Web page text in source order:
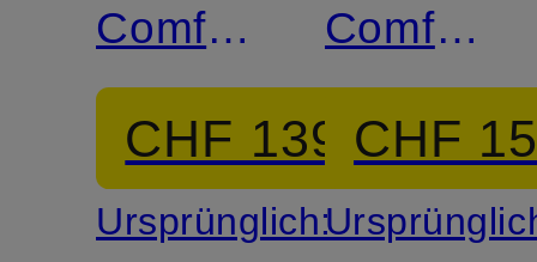
Comfort
Fit
CHF 139
Ursprünglich:
Comfort
Fit
CHF